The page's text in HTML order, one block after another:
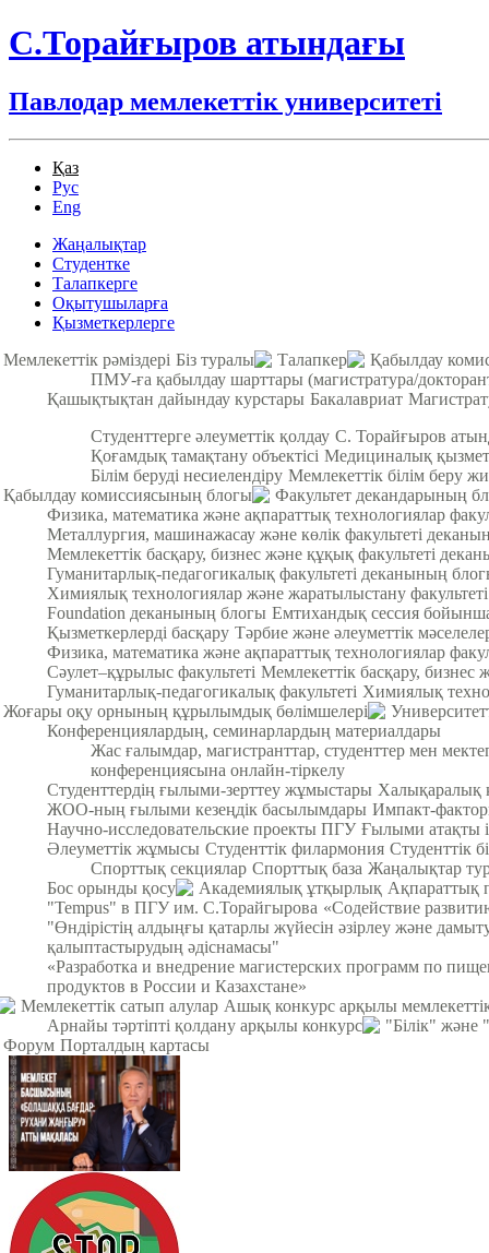
С.Торайғыров атындағы
Павлодар мемлекеттік университеті
Қаз
Рус
Eng
Жаңалықтар
Студентке
Талапкерге
Оқытушыларға
Қызметкерлерге
Мемлекеттік рәміздері Біз туралы Талапкер
Қабылдау
ПМУ-ға қабылдау шарттары (магистратура/
Қашықтықтан дайындау курстары Бакалавриат
Студенттерге әлеуметтік қолдау С. Торайғыров
Қоғамдық тамақтану объектісі Медициналық
Білім беруді несиелендіру Мемлекеттік білім беру
Қабылдау комиссиясының блогы
Факультет декандарының
Физика, математика және ақпараттық технологиялар
Металлургия, машинажасау және көлік факультеті
Мемлекеттік басқару, бизнес және құқық факультеті
Гуманитарлық-педагогикалық факультеті деканының
Химиялық технологиялар және жаратылыстану
Foundation деканының блогы Емтихандық сессия
Қызметкерлерді басқару Тәрбие және әлеуметтік
Физика, математика және ақпараттық технологиялар
Cәулет–құрылыс факультеті Мемлекеттік басқару, бизнес
Гуманитарлық-педагогикалық факультеті Химиялық
Жоғары оқу орнының құрылымдық бөлімшелері
Конференциялардың, семинарлардың материалдары
Жас ғалымдар, магистранттар, студенттер мен
конференциясына онлайн-тіркелу
Студенттердің ғылыми-зерттеу жұмыстары Халықаралық
ЖОО-ның ғылыми кезеңдік басылымдары Импакт-
Научно-исследовательские проекты ПГУ Ғылыми атақты
Әлеуметтік жұмысы Студенттік филармония Студенттік
Спорттық секциялар Спорттық база Жаңалықтар
Бос орынды қосу
Академиялық ұтқырлық Ақпараттық
"Tempus" в ПГУ им. С.Торайгырова «Содействие
"Өндірістің алдыңғы қатарлы жүйесін әзірлеу және
қалыптастырудың әдіснамасы"
«Разработка и внедрение магистерских программ по
продуктов в России и Казахстане»
Мемлекеттік сатып алулар Ашық конкурс арқылы
Арнайы тәртіпті қолдану арқылы конкурс
"Білік" және
Форум Порталдың картасы